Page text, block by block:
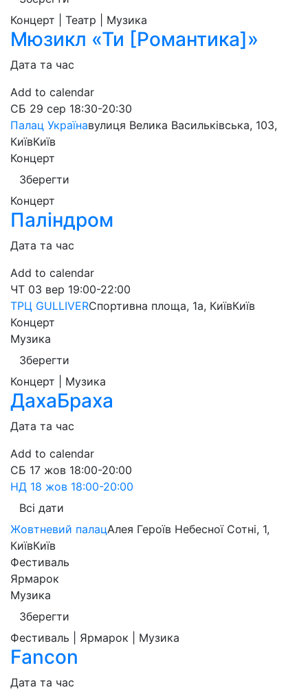
Концерт | Театр | Музика
Мюзикл «Ти [Романтика]»
Дата та час
Add to calendar
СБ 29 сер 18:30-20:30
Палац Українавулиця Велика Васильківська, 103,
КиївКиїв
Концерт
Зберегти
Концерт
Паліндром
Дата та час
Add to calendar
ЧТ 03 вер 19:00-22:00
ТРЦ GULLIVERСпортивна площа, 1a, КиївКиїв
Концерт
Музика
Зберегти
Концерт | Музика
ДахаБраха
Дата та час
Add to calendar
СБ 17 жов 18:00-20:00
НД 18 жов 18:00-20:00
Всі дати
Жовтневий палацАлея Героїв Небесної Сотні, 1,
КиївКиїв
Фестиваль
Ярмарок
Музика
Зберегти
Фестиваль | Ярмарок | Музика
Fancon
Дата та час